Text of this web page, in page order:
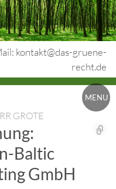
kontakt@das-gruene-
recht.de
MENU
GROTE
Baltic
GmbH